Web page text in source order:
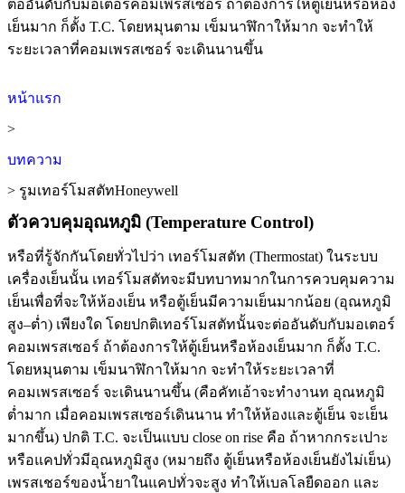
ต่ออันดับกับมอเตอร์คอมเพรสเซอร์ ถ้าต้องการให้ตู้เย็นหรือห้อง
เย็นมาก ก็ตั้ง T.C. โดยหมุนตาม เข็มนาฬิกาให้มาก จะทําให้
ระยะเวลาที่คอมเพรสเซอร์ จะเดินนานขึ้น
หน้าแรก
>
บทความ
> รูมเทอร์โมสตัทHoneywell
ตัวควบคุมอุณหภูมิ (Temperature Control)
หรือที่รู้จักกันโดยทั่วไปว่า เทอร์โมสตัท (Thermostat) ในระบบ
เครื่องเย็นนั้น เทอร์โมสตัทจะมีบทบาทมากในการควบคุมความ
เย็นเพื่อที่จะให้ห้องเย็น หรือตู้เย็นมีความเย็นมากน้อย (อุณหภูมิ
สูง–ต่ำ) เพียงใด โดยปกติเทอร์โมสตัทนั้นจะต่ออันดับกับมอเตอร์
คอมเพรสเซอร์ ถ้าต้องการให้ตู้เย็นหรือห้องเย็นมาก ก็ตั้ง T.C.
โดยหมุนตาม เข็มนาฬิกาให้มาก จะทําให้ระยะเวลาที่
คอมเพรสเซอร์ จะเดินนานขึ้น (คือคัทเอ้าจะทํางานท อุณหภูมิ
ต่ำมาก เมื่อคอมเพรสเซอร์เดินนาน ทําให้ห้องและตู้เย็น จะเย็น
มากขึ้น) ปกติ T.C. จะเป็นแบบ close on rise คือ ถ้าหากกระเปาะ
หรือแคปทั่วมีอุณหภูมิสูง (หมายถึง ตู้เย็นหรือห้องเย็นยังไม่เย็น)
เพรสเชอร์ของน้ำยาในแคปทั่วจะสูง ทําให้เบลโลยืดออก และ